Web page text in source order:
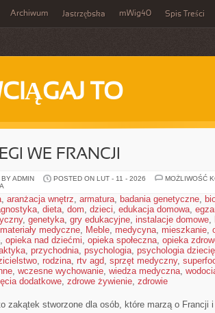
Archiwum Jastrzębska mWig40 Spis Treści
TO
WE FRANCJI
ADMIN POSTED ON LUT - 11 - 2026
MOŻLIWOŚĆ
, aranżacja wnętrz, armatura, badania genetyczne,
, dieta, dom, dzieci, edukacja domowa,
, genetyka, gry edukacyjne, instalacje domowe,
materiały medyczne, Meble, medycyna, mieszkanie,
, opieka nad dziećmi, opieka społeczna, opieka
, przychodnia, psychologia, psychologia
, rodzina, rtv agd, sprzęt medyczny,
, wczesne wychowanie, wiedza medyczna,
dodatkowe, zdrowe żywienie, zdrowie
zakątek stworzone dla osób, które marzą o Francji